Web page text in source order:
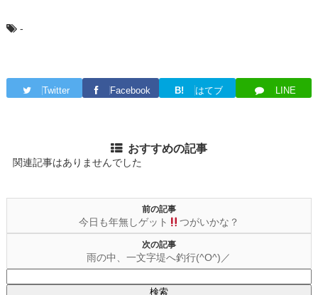
-
Twitter Facebook B! はてブ LINE
おすすめの記事
関連記事はありませんでした
前の記事
今日も年無しゲット つがいかな？
次の記事
雨の中、一文字堤へ釣行(^O^)／
索: